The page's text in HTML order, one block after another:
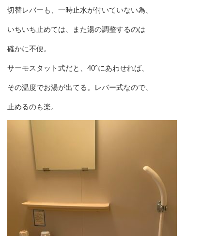
切替レバーも、一時止水が付いていない為、
いちいち止めては、また湯の調整するのは
確かに不便。
サーモスタット式だと、40°にあわせれば、
その温度でお湯が出てる。レバー式なので、
止めるのも楽。